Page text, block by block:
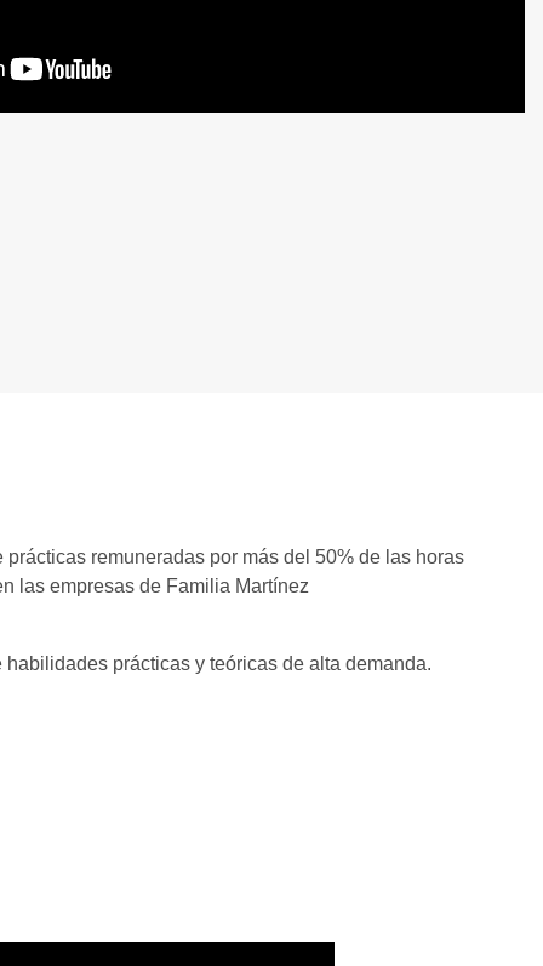
remuneradas por más del 50% de las horas
las empresas de Familia Martínez
prácticas y teóricas de alta demanda.